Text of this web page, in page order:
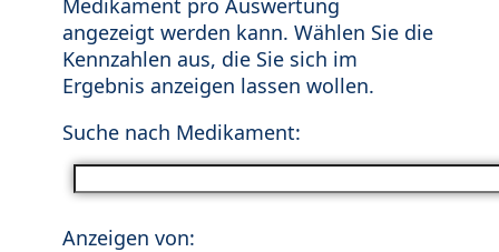
angezeigt werden kann. Wählen Sie die
Kennzahlen aus, die Sie sich im
Ergebnis anzeigen lassen wollen.
Suche nach Medikament:
Anzeigen von: